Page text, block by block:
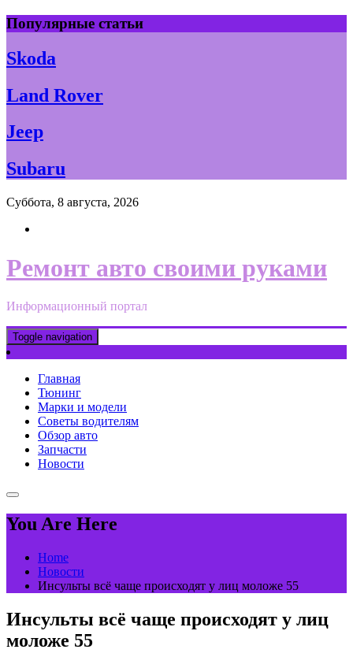
Skip
to
content
Популярные статьи
Skoda
Land Rover
Jeep
Subaru
Суббота, 8 августа, 2026
Ремонт авто своими руками
Информационный портал
Toggle navigation
Главная
Тюнинг
Марки и модели
Советы водителям
Обзор авто
Запчасти
Новости
You Are Here
Home
Новости
Инсульты всё чаще происходят у лиц моложе 55
Инсульты всё чаще происходят у лиц
моложе 55